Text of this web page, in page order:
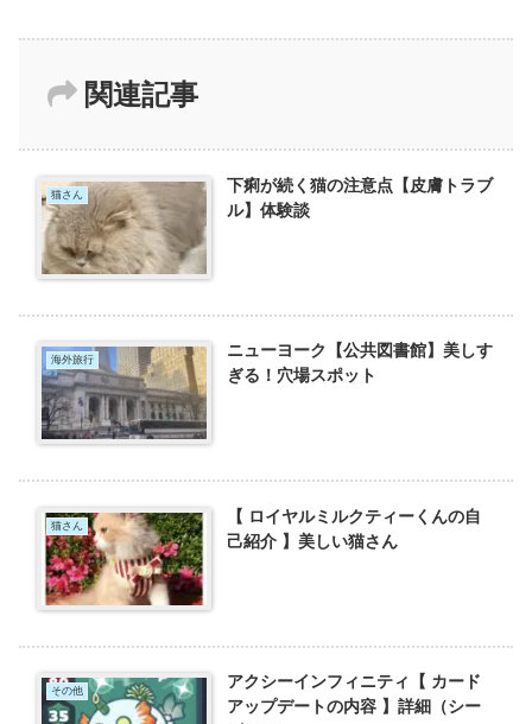
関連記事
猫さん
下痢が続く猫の注意点【皮膚トラブ
ル】体験談
海外旅行
ニューヨーク【公共図書館】美しす
ぎる！穴場スポット
猫さん
【 ロイヤルミルクティーくんの自
己紹介 】美しい猫さん
その他
アクシーインフィニティ【 カード
アップデートの内容 】詳細（シー